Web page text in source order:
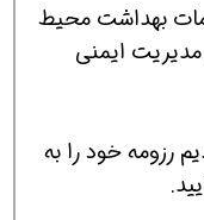
بهداشت محیط
ایمنی
رزومه خود را به